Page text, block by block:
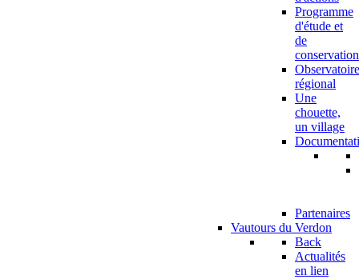
Programme
d'étude et
de
conservation
Observatoire
régional
Une
chouette,
un village
Partenaires
Vautours du Verdon
Back
Actualités
en lien